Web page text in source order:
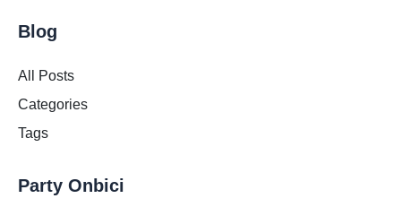
Blog
All Posts
Categories
Tags
Party Onbici